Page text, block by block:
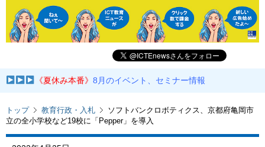
《夏休み本番》8月のイベント、セミナー情報
トップ 教育行政・入札
ソフトバンクロボティクス、京都府亀岡市
立の全小学校など19校に「Pepper」を導入